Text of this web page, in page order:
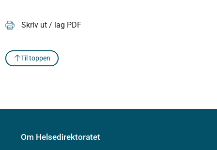
Skriv ut / lag PDF
Til toppen
Om Helsedirektoratet